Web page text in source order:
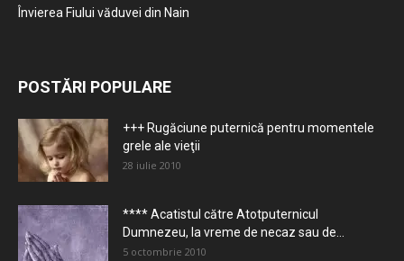
Învierea Fiului văduvei din Nain
POSTĂRI POPULARE
+++ Rugăciune puternică pentru momentele
grele ale vieţii
28 iulie 2010
**** Acatistul către Atotputernicul
Dumnezeu, la vreme de necaz sau de...
5 octombrie 2010